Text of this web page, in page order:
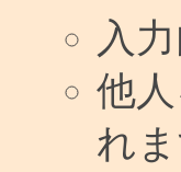
入
他
れま